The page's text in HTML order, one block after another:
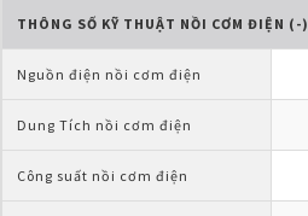
THÔNG SỐ KỸ THUẬT NỒI CƠM ĐIỆN (-)
Nguồn điện nồi cơm điện
Dung Tích nồi cơm điện
Công suất nồi cơm điện